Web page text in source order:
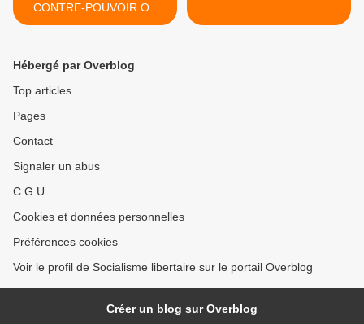
CONTRE-POUVOIR OU
MYTHE
Hébergé par Overblog
Top articles
Pages
Contact
Signaler un abus
C.G.U.
Cookies et données personnelles
Préférences cookies
Voir le profil de Socialisme libertaire sur le portail Overblog
Créer un blog sur Overblog